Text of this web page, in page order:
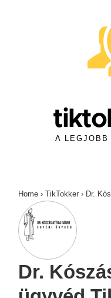
A LEGJOBB
Home › TikTokker › Dr.
Dr.